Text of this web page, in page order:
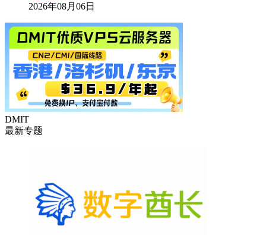
2026年08月06日
DMIT
最新专题